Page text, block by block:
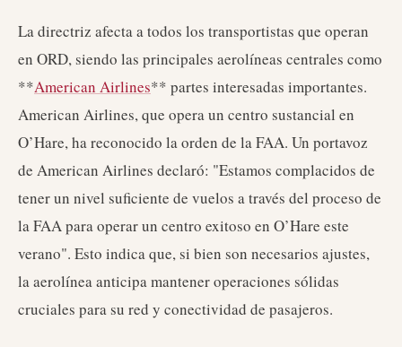
La directriz afecta a todos los transportistas que operan
en ORD, siendo las principales aerolíneas centrales como
**American Airlines** partes interesadas importantes.
American Airlines, que opera un centro sustancial en
O’Hare, ha reconocido la orden de la FAA. Un portavoz
de American Airlines declaró: "Estamos complacidos de
tener un nivel suficiente de vuelos a través del proceso de
la FAA para operar un centro exitoso en O’Hare este
verano". Esto indica que, si bien son necesarios ajustes,
la aerolínea anticipa mantener operaciones sólidas
cruciales para su red y conectividad de pasajeros.